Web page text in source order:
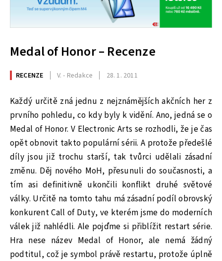
Medal of Honor – Recenze
RECENZE V. - Redakce 28. 1. 2011
Každý určitě zná jednu z nejznámějších akčních her z
prvního pohledu, co kdy byly k vidění. Ano, jedná se o
Medal of Honor. V Electronic Arts se rozhodli, že je čas
opět obnovit takto populární sérii. A protože předešlé
díly jsou již trochu starší, tak tvůrci udělali zásadní
změnu. Děj nového MoH, přesunuli do současnosti, a
tím asi definitivně ukončili konflikt druhé světové
války. Určitě na tomto tahu má zásadní podíl obrovský
konkurent Call of Duty, ve kterém jsme do moderních
válek již nahlédli. Ale pojďme si přiblížit restart série.
Hra nese název Medal of Honor, ale nemá žádný
podtitul, což je symbol právě restartu, protože úplně